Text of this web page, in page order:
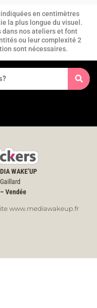
en centimètres
la plus longue du visuel.
dans nos ateliers et font
ou leur complexité 2
sont nécessaires.
WAKE’UP
Vendée
www.mediawakeup.fr